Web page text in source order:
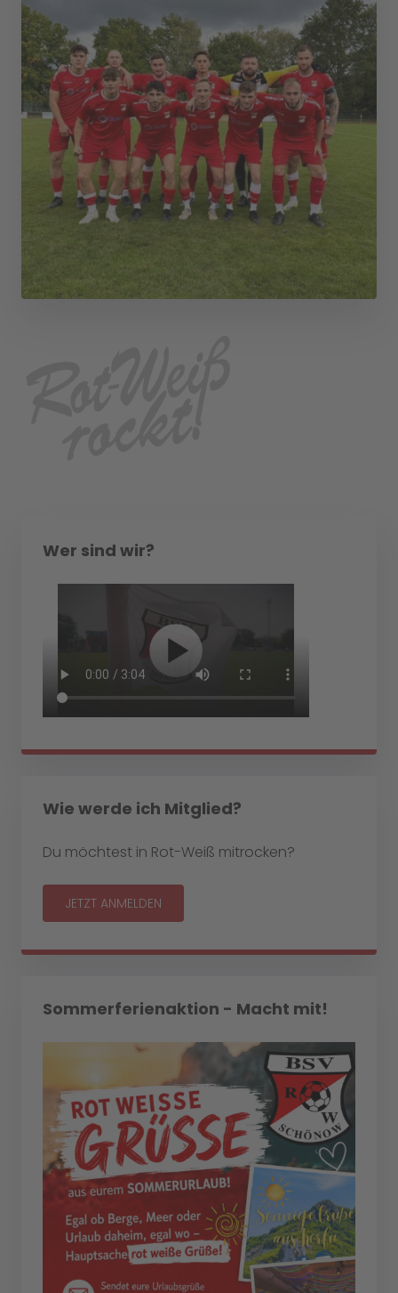
Wer sind wir?
Wie werde ich Mitglied?
Du möchtest in Rot-Weiß mitrocken?
JETZT ANMELDEN
Sommerferienaktion - Macht mit!